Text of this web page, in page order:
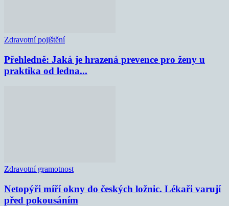
Zdravotní pojištění
Přehledně: Jaká je hrazená prevence pro ženy u
praktika od ledna...
Zdravotní gramotnost
Netopýři míří okny do českých ložnic. Lékaři varují
před pokousáním